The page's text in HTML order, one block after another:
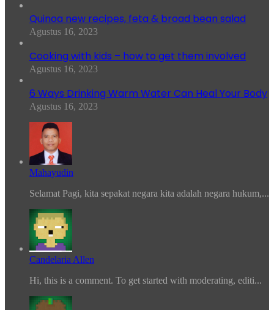
Quinoa new recipes, feta & broad bean salad
Agustus 16, 2023
Cooking with kids – how to get them involved
Agustus 16, 2023
6 Ways Drinking Warm Water Can Heal Your Body
Agustus 16, 2023
Mahayudin
Selamat Pagi, kita sepakat negara kita adalah negara hukum,...
Candelaria Allen
Hi, this is a comment. To get started with moderating, editi...